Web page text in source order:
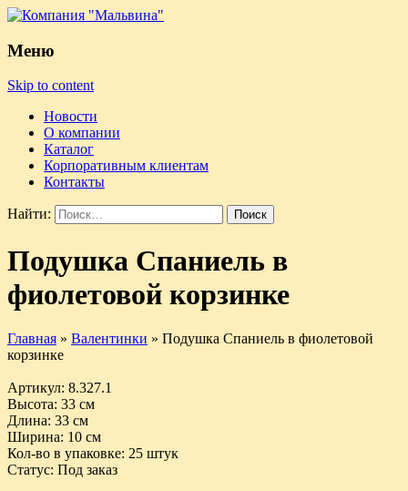
Меню
Skip to content
Новости
О компании
Каталог
Корпоративным клиентам
Контакты
Найти:
Подушка Спаниель в
фиолетовой корзинке
Главная » Валентинки » Подушка Спаниель в фиолетовой
корзинке
Артикул: 8.327.1
Высота: 33 см
Длина: 33 см
Ширина: 10 см
Кол-во в упаковке: 25 штук
Статус: Под заказ